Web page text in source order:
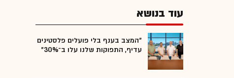
עוד בנושא
"המצב בענף בלי פועלים פלסטינים
עדיף, התפוקות שלנו עלו ב־30%"